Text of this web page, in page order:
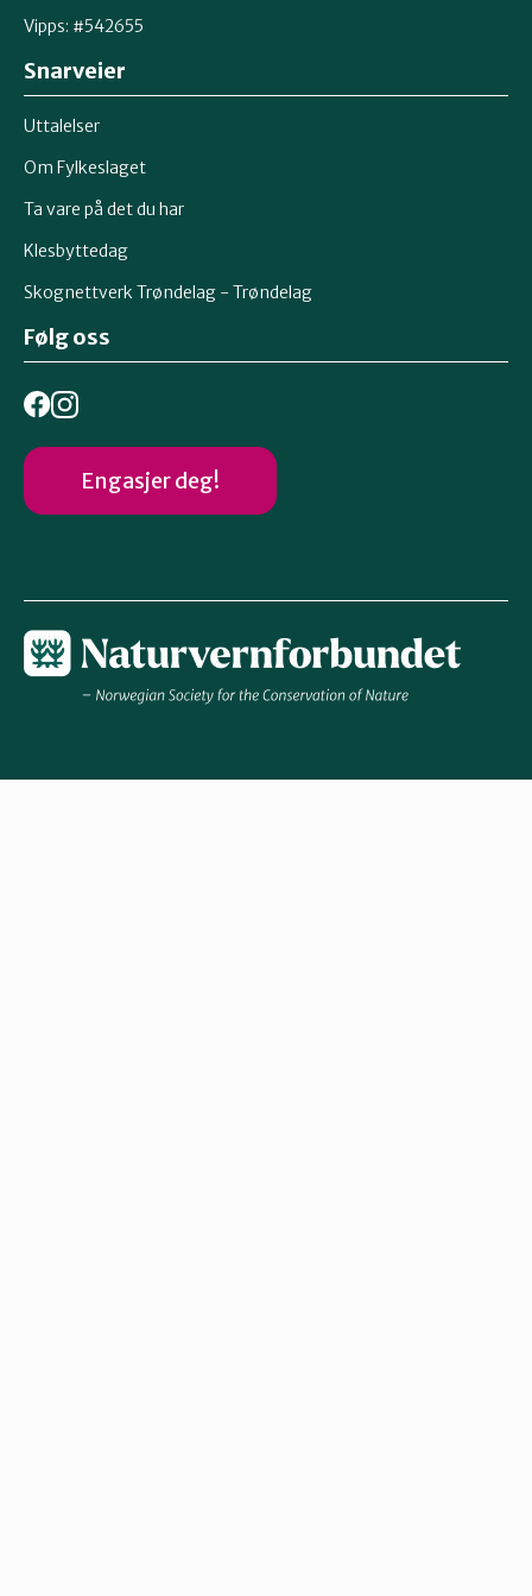
Vipps: #542655
Snarveier
Uttalelser
Om Fylkeslaget
Ta vare på det du har
Klesbyttedag
Skognettverk Trøndelag - Trøndelag
Følg oss
Engasjer deg!